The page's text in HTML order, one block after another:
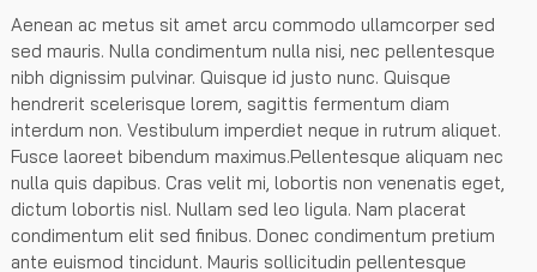
Aenean ac metus sit amet arcu commodo ullamcorper sed
sed mauris. Nulla condimentum nulla nisi, nec pellentesque
nibh dignissim pulvinar. Quisque id justo nunc. Quisque
hendrerit scelerisque lorem, sagittis fermentum diam
interdum non. Vestibulum imperdiet neque in rutrum aliquet.
Fusce laoreet bibendum maximus.Pellentesque aliquam nec
nulla quis dapibus. Cras velit mi, lobortis non venenatis eget,
dictum lobortis nisl. Nullam sed leo ligula. Nam placerat
condimentum elit sed finibus. Donec condimentum pretium
ante euismod tincidunt. Mauris sollicitudin pellentesque